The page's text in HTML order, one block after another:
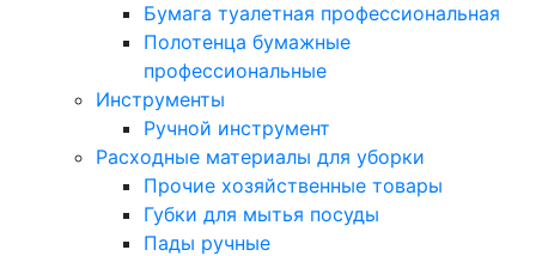
Бумага туалетная профессиональная
Полотенца бумажные
профессиональные
Инструменты
Ручной инструмент
Расходные материалы для уборки
Прочие хозяйственные товары
Губки для мытья посуды
Пады ручные